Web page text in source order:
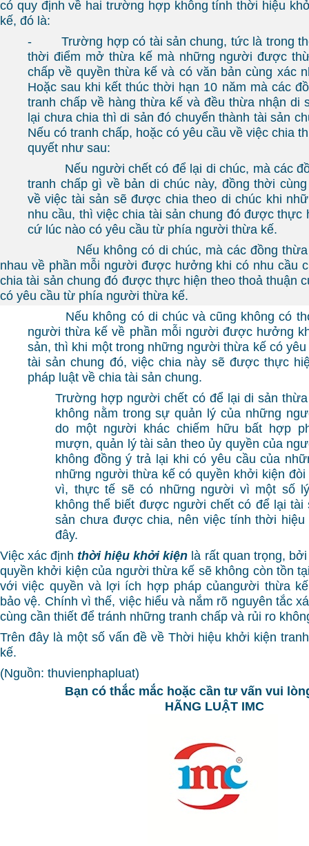
có quy định về hai trường hợp không tính thời hiệu
kế, đó là:
- Trường hợp có tài sản chung, tức là trong
thời điểm mở thừa kế mà những người được
chấp về quyền thừa kế và có văn bản cùng xác
Hoặc sau khi kết thúc thời hạn 10 năm mà các
tranh chấp về hàng thừa kế và đều thừa nhận di
lại chưa chia thì di sản đó chuyển thành tài sản
Nếu có tranh chấp, hoặc có yêu cầu về việc chia
quyết như sau:
Nếu người chết có để lại di chúc, mà các
tranh chấp gì về bản di chúc này, đồng thời
về việc tài sản sẽ được chia theo di chúc khi
nhu cầu, thì việc chia tài sản chung đó được thực
cứ lúc nào có yêu cầu từ phía người thừa kế.
Nếu không có di chúc, mà các đồng thừa
nhau về phần mỗi người được hưởng khi có nhu
chia tài sản chung đó được thực hiện theo thoả thuận
có yêu cầu từ phía người thừa kế.
Nếu không có di chúc và cũng không có
người thừa kế về phần mỗi người được hưởng
sản, thì khi một trong những người thừa kế có
tài sản chung đó, việc chia này sẽ được thực
pháp luật về chia tài sản chung.
Trường hợp người chết có để lại di sản
không nằm trong sự quản lý của những
do một người khác chiếm hữu bất hợp
mượn, quản lý tài sản theo ủy quyền của
không đồng ý trả lại khi có yêu cầu của
những người thừa kế có quyền khởi kiện
vì, thực tế sẽ có những người vì một số
không thể biết được người chết có để lại tài
sản chưa được chia, nên việc tính thời
đây.
Việc xác định thời hiệu khởi kiện là rất quan trọng,
quyền khởi kiện của người thừa kế sẽ không còn tồn
với việc quyền và lợi ích hợp pháp củangười thừa
bảo vệ. Chính vì thế, việc hiểu và nắm rõ nguyên tắc
cùng cần thiết để tránh những tranh chấp và rủi ro
Trên đây là một số vấn đề về Thời hiệu khởi kiện
kế.
(Nguồn: thuvienphapluat)
Bạn có thắc mắc hoặc cần tư vấn vui
HÃNG LUẬT IMC